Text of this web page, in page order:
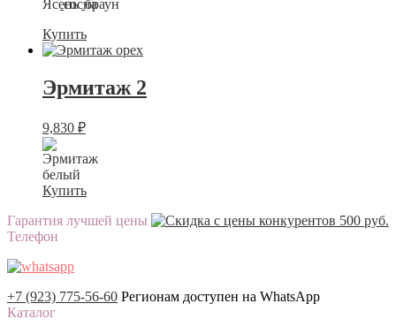
Купить
Эрмитаж 2
9,830 ₽
Купить
Гарантия лучшей цены
Телефон
+7 (923) 775-56-60 Регионам доступен на WhatsApp
Каталог